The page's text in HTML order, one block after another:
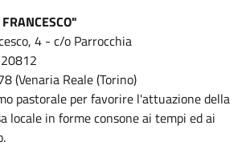
4 - c/o Parrocchia
(Venaria Reale (Torino)
pastorale per favorire l'attuazione della
locale in forme consone ai tempi ed ai